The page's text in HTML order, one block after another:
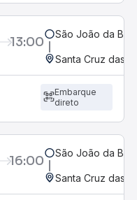
13:00 São João da Boa
Santa Cruz das
Embarque
direto
16:00 São João da Boa
Santa Cruz das